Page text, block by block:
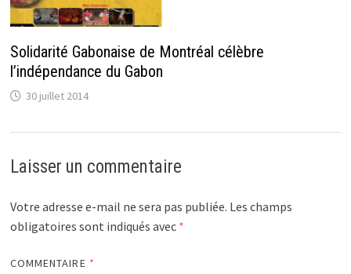
Solidarité Gabonaise de Montréal célèbre
l’indépendance du Gabon
30 juillet 2014
Laisser un commentaire
Votre adresse e-mail ne sera pas publiée. Les champs
obligatoires sont indiqués avec *
COMMENTAIRE *